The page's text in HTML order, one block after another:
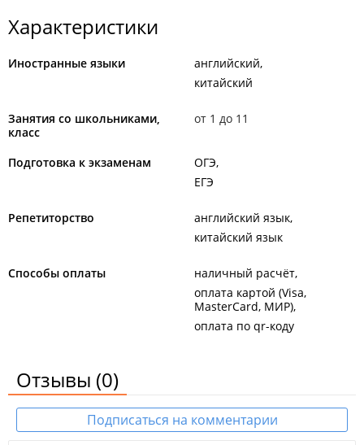
Характеристики
Иностранные языки
английский
китайский
Занятия со школьниками,
класс
от 1 до 11
Подготовка к экзаменам
ОГЭ
ЕГЭ
Репетиторство
английский язык
китайский язык
Способы оплаты
наличный расчёт
оплата картой (Visa,
MasterCard, МИР)
оплата по qr-коду
Отзывы (0)
Подписаться на комментарии